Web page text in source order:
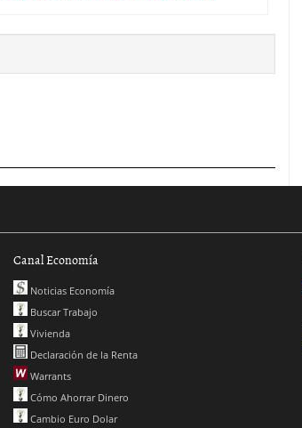
Canal Economía
Noticias Economía
Buscar Trabajo
Vivienda
Declaración de la Renta
Warrants
Cómo Ahorrar Dinero
Cambio Euro Dolar